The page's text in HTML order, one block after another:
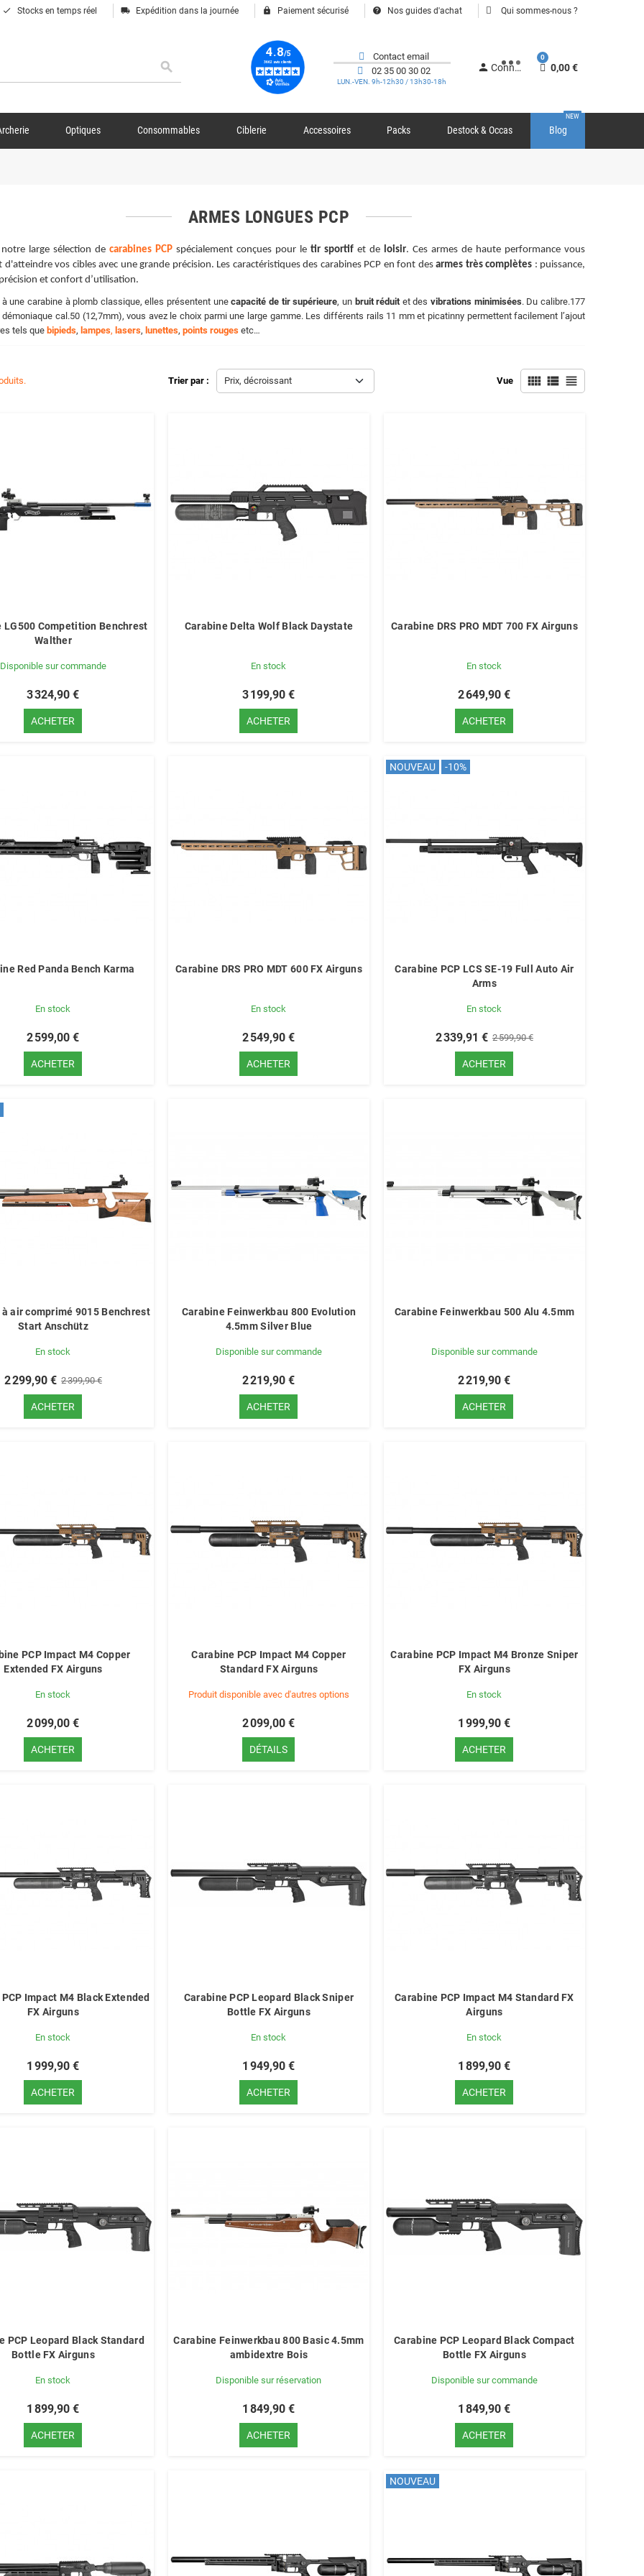
done Stocks en temps réel local_shipping Expédition dans la journée lock Paiement sécurisé help Nos guides d'achat Qui sommes-nous ?
search
Contact email
02 35 00 30 02
LUN.-VEN. 9h-12h30 / 13h30-18h
person Connexion
0
0,00 €
Optiques Consommables Ciblerie Accessoires Packs Destock & Occas Blog
NEW
ARMES LONGUES PCP
large sélection de carabines PCP spécialement conçues pour le tir sportif et de loisir. Ces armes de haute performance vous
vos cibles avec une grande précision. Les caractéristiques des carabines PCP en font des armes très complètes : puissance,
et confort d’utilisation.
à une carabine à plomb classique, elles présentent unecapacité de tir supérieure, un bruit réduitet desvibrations minimisées. Du calibre.177
cal.50 (12,7mm), vous avez le choix parmi une large gamme. Les différents rails 11 mm et picatinny permettent facilement l’ajout
tels que bipieds, lampes, lasers, lunettes, points rouges etc…
Trier par : Prix, décroissant Vue view_comfy view_list view_headline
LG500 Competition Benchrest
Walther
Disponible sur commande
3 324,90 €
ACHETER
Carabine Delta Wolf Black Daystate
En stock
3 199,90 €
ACHETER
Carabine DRS PRO MDT 700 FX Airguns
En stock
2 649,90 €
ACHETER
Red Panda Bench Karma
En stock
2 599,00 €
ACHETER
Carabine DRS PRO MDT 600 FX Airguns
En stock
2 549,90 €
ACHETER
-10%
NOUVEAU
Carabine PCP LCS SE-19 Full Auto Air
Arms
En stock
2 339,91 € 2 599,90 €
ACHETER
air comprimé 9015 Benchrest
Start Anschütz
En stock
2 299,90 € 2 399,90 €
ACHETER
Carabine Feinwerkbau 800 Evolution
4.5mm Silver Blue
Disponible sur commande
2 219,90 €
ACHETER
Carabine Feinwerkbau 500 Alu 4.5mm
Disponible sur commande
2 219,90 €
ACHETER
PCP Impact M4 Copper
Extended FX Airguns
En stock
2 099,00 €
ACHETER
Carabine PCP Impact M4 Copper
Standard FX Airguns
Produit disponible avec d'autres options
2 099,00 €
DÉTAILS
Carabine PCP Impact M4 Bronze Sniper
FX Airguns
En stock
1 999,90 €
ACHETER
Impact M4 Black Extended
FX Airguns
En stock
1 999,90 €
ACHETER
Carabine PCP Leopard Black Sniper
Bottle FX Airguns
En stock
1 949,90 €
ACHETER
Carabine PCP Impact M4 Standard FX
Airguns
En stock
1 899,90 €
ACHETER
PCP Leopard Black Standard
Bottle FX Airguns
En stock
1 899,90 €
ACHETER
Carabine Feinwerkbau 800 Basic 4.5mm
ambidextre Bois
Disponible sur réservation
1 849,90 €
ACHETER
Carabine PCP Leopard Black Compact
Bottle FX Airguns
Disponible sur commande
1 849,90 €
ACHETER
NOUVEAU